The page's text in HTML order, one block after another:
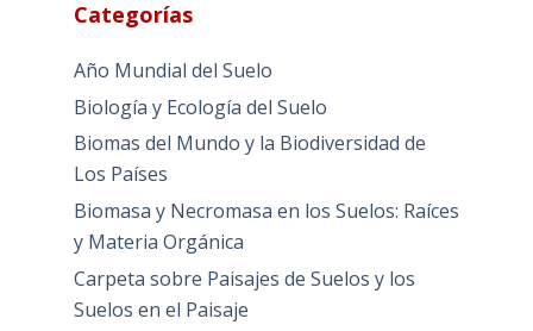
Categorías
Año Mundial del Suelo
Biología y Ecología del Suelo
Biomas del Mundo y la Biodiversidad de
Los Países
Biomasa y Necromasa en los Suelos: Raíces
y Materia Orgánica
Carpeta sobre Paisajes de Suelos y los
Suelos en el Paisaje